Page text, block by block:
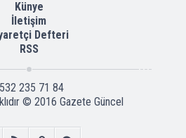
Künye
İletişim
Defteri
RSS
235 71 84
© 2016 Gazete Güncel